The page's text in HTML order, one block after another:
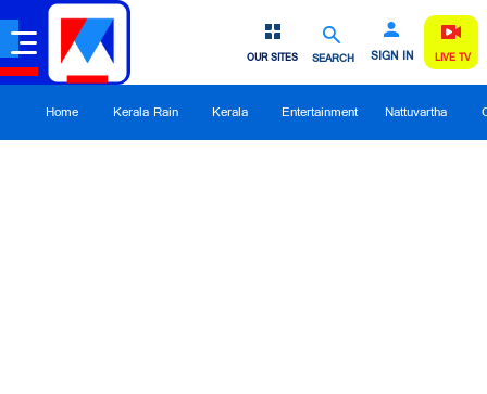
SEARCH SIGN IN
OUR SITES LIVE TV
Home Kerala Rain Kerala Entertainment Nattuvartha